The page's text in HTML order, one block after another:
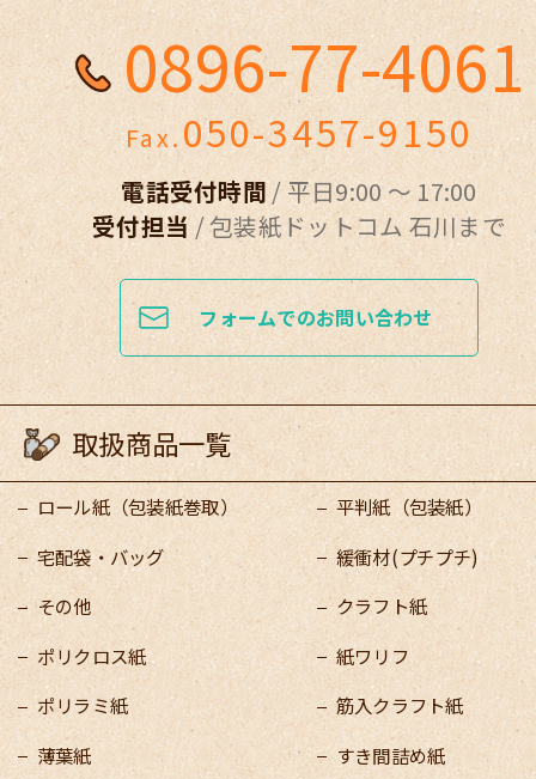
0896-77-4061
Fax.050-3457-9150
電話受付時間/ 平日9:00 ～ 17:00
受付担当/ 包装紙ドットコム 石川まで
フォームでのお問い合わせ
取扱商品一覧
ロール紙（包装紙巻取）
平判紙（包装紙）
宅配袋・バッグ
緩衝材(プチプチ)
その他
クラフト紙
ポリクロス紙
紙ワリフ
ポリラミ紙
筋入クラフト紙
薄葉紙
すき間詰め紙